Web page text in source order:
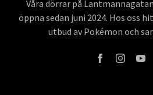
Våra dörrar på
öppna sedan juni 2024. Hos oss
utbud av Pokémon och